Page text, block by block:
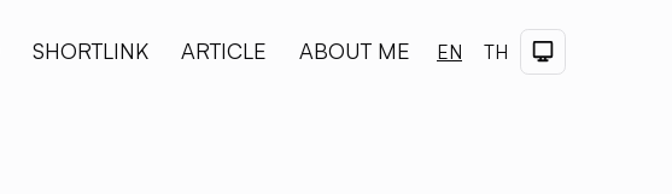
SHORTLINK ARTICLE ABOUT ME EN TH Dark Theme